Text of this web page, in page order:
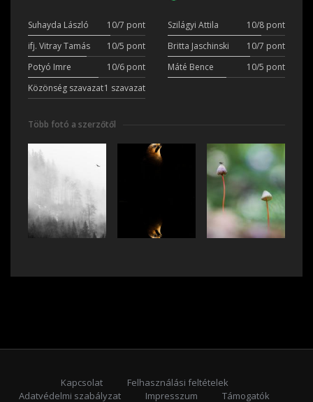
Suhayda László 10/7 pont Szilágyi Attila
10/8 pont
ifj. Vitray Tamás
10/5 pont Britta Jaschinski
10/7 pont
Potyó Imre
10/6 pont Máté Bence
10/5 pont
Közönség szavazat1 szavazat
Több fotó a szerzőtől
Kapcsolat
Felhasználási feltételek
Adatvédelmi szabályzat
Impresszum Támogatók